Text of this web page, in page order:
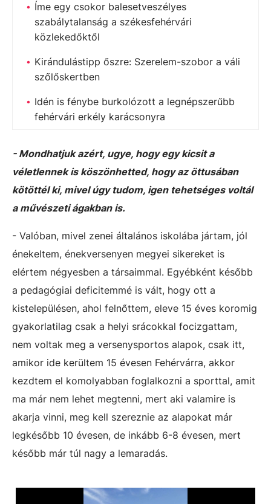
Íme egy csokor balesetveszélyes
szabálytalanság a székesfehérvári
közlekedőktől
Kirándulástipp őszre: Szerelem-szobor a váli
szőlőskertben
Idén is fénybe burkolózott a legnépszerűbb
fehérvári erkély karácsonyra
- Mondhatjuk azért, ugye, hogy egy kicsit a
véletlennek is köszönhetted, hogy az öttusában
kötöttél ki, mivel úgy tudom, igen tehetséges voltál
a művészeti ágakban is.
- Valóban, mivel zenei általános iskolába jártam, jól
énekeltem, énekversenyen megyei sikereket is
elértem négyesben a társaimmal. Egyébként később
a pedagógiai deficitemmé is vált, hogy ott a
kistelepülésen, ahol felnőttem, eleve 15 éves koromig
gyakorlatilag csak a helyi srácokkal focizgattam,
nem voltak meg a versenysportos alapok, csak itt,
amikor ide kerültem 15 évesen Fehérvárra, akkor
kezdtem el komolyabban foglalkozni a sporttal, amit
ma már nem lehet megtenni, mert aki valamire is
akarja vinni, meg kell szereznie az alapokat már
legkésőbb 10 évesen, de inkább 6-8 évesen, mert
később már túl nagy a lemaradás.